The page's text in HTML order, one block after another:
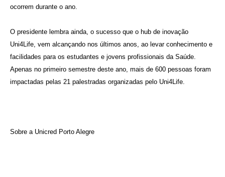
ocorrem durante o ano.
O presidente lembra ainda, o sucesso que o hub de inovação
Uni4Life, vem alcançando nos últimos anos, ao levar conhecimento e
facilidades para os estudantes e jovens profissionais da Saúde.
Apenas no primeiro semestre deste ano, mais de 600 pessoas foram
impactadas pelas 21 palestradas organizadas pelo Uni4Life.
Sobre a Unicred Porto Alegre